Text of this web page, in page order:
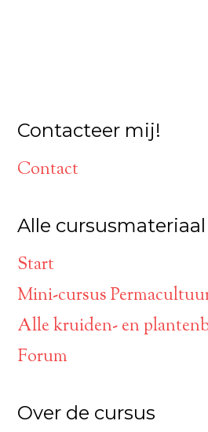
Contacteer mij!
Contact
Alle cursusmateriaal
Start
Mini-cursus
Alle kruiden- en
Forum
Over de cursus